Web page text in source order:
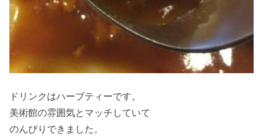
ドリンクはハーブティーです。
美術館の雰囲気とマッチしていて
のんびりできました。